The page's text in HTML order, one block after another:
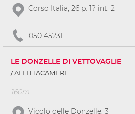
Corso Italia, 26 p. 1? int. 2
050 45231
LE DONZELLE DI VETTOVAGLIE
AFFITTACAMERE
160m
Vicolo delle Donzelle, 3